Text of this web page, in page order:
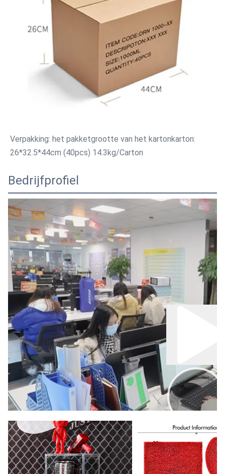
Verpakking: het pakketgrootte van het kartonkarton:
26*32.5*44cm (40pcs) 14.3kg/Carton
Bedrijfprofiel
00:00
02:00